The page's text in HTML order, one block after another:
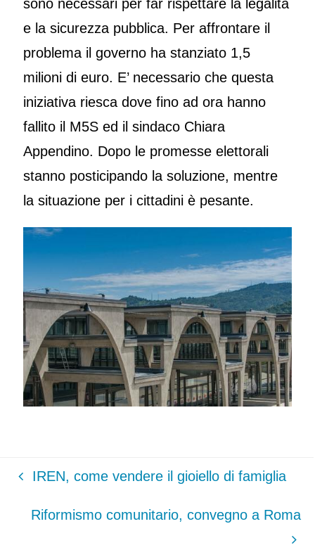
sono necessari per far rispettare la legalità
e la sicurezza pubblica. Per affrontare il
problema il governo ha stanziato 1,5
milioni di euro. E’ necessario che questa
iniziativa riesca dove fino ad ora hanno
fallito il M5S ed il sindaco Chiara
Appendino. Dopo le promesse elettorali
stanno posticipando la soluzione, mentre
la situazione per i cittadini è pesante.
IREN, come vendere il gioiello di famiglia
Riformismo comunitario, convegno a Roma